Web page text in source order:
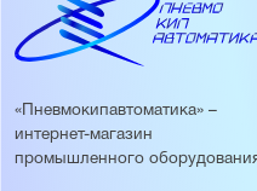
«Пневмокипавтоматика» –
интернет-магазин
промышленного